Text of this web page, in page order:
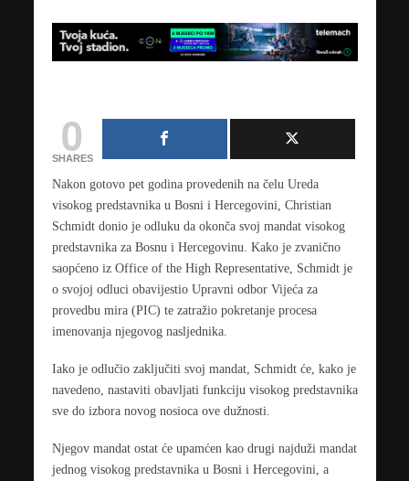
0
SHARES
Nakon gotovo pet godina provedenih na čelu Ureda
visokog predstavnika u Bosni i Hercegovini, Christian
Schmidtdonio je odluku da okonča svoj mandat visokog
predstavnika za Bosnu i Hercegovinu. Kako je zvanično
saopćeno iz Office of the High Representative, Schmidt je
o svojoj odluci obavijestio Upravni odbor Vijeća za
provedbu mira (PIC) te zatražio pokretanje procesa
imenovanja njegovog nasljednika.
Iako je odlučio zaključiti svoj mandat, Schmidt će, kako je
navedeno, nastaviti obavljati funkciju visokog predstavnika
sve do izbora novog nosioca ove dužnosti.
Njegov mandat ostat će upamćen kao drugi najduži mandat
jednog visokog predstavnika u Bosni i Hercegovini, a